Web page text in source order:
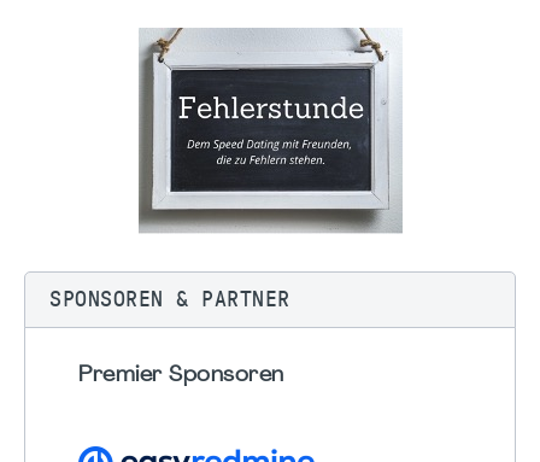
SPONSOREN & PARTNER
Premier Sponsoren